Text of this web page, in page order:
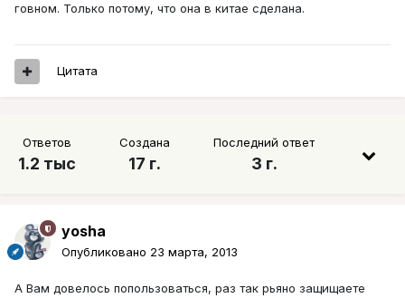
говном. Только потому, что она в китае сделана.
Цитата
Ответов
1.2 тыс
Создана
17 г.
Последний ответ
3 г.
yosha
Опубликовано 23 марта, 2013
А Вам довелось попользоваться, раз так рьяно защищаете